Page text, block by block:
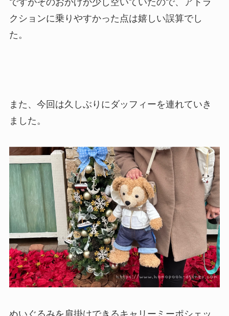
クションに乗りやすかった点は嬉しい誤算でし
た。
また、今回は久しぶりにダッフィーを連れていき
ました。